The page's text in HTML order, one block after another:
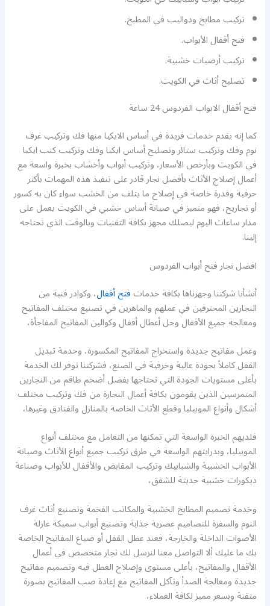
تركيب مطابخ ودواليب في المطبخ.
فتح أقفال الأبواب.
تركيب أرضيات خشبية.
تصليح أثاث في الكويت.
فتح أقفال الابواب الفردوس 24 ساعة
كما إنه يقدم خدمات فريدة في أساس الايكيا منها فك وتركيب غرف
نوم وفك وتركيب ستائر وتصليح أساس ايكيا وفك وتركيب كنب ايكيا
في الكويت وبأرخص الأسعار، وتركيب أبواب وأخشاب بخبرة واسعة مع
أعمال إصلاح الأثاث بأفضل نجار قادر على تنفيذ هذه المهمات بأكثر
حرفية وقدرة خاصة في إصلاح ما يتلف من الخشب سواء كان به كسور
أو تجاريح، فهو متميز في صيانة أساس خشبي في الكويت يعمل على
مدار ساعات اليوم ليصلك مجهز بكافة التقنيات وبالوقت الذي تحتاجه
إلينا.
افضل نجار فتح أبواب الفردوس
أنشأنا شركتنا وجهزناها بكافة خدماتفتح أقفال، وكوادر فنية من
النجارين المحترفين في عملهم والماهرين في تصنيع مختلف المفاتيح
ومعالجة جميع الأقفال وحل أعطال أقفال وكوالين المفاتيح المفاجأة،
وعمل مفاتيح جديدة واستخراج المفاتيح المكسورة، وخدمة تبديل
القفل كاملاً بجودة عالية وحرفية في الصنع، فشركتنا توفر لك الخدمة
بأعلى مستويات الجودة التي تحتاجها بفضل أضخم طاقم من النجارين
المتمرسين الذين يقومون بكافة أعمال النجارة من فك وتركيب مختلف
أشكال وأنواع الموبيليا وقطع الأثاث الخاصة بالمنازل والفنادق وغيرها،
فلديهم الخبرة الواسعة التي تمكنها من التعامل مع مختلف أنواع
الموبيليا، وبدرايتهم الواسعة في طرق تركيب جميع أنواع الأثاث وصيانة
الأبواب الخشبية والشبابيك وتركيب المقابض والأقفال للأبواب وصناعة
ديكورات خشبية حديثة للشقق،
وخدمة تصميم المطابخ الخشبية والمكاتب الفخمة وتصنيع أثاث غرف
النوم والسفرة للتصاميم عصرية جذابة وتصنيع أبواب سميكة عازلة
الأصوات الداخلة والخارجة، فعند عطل القفل أو ضياع المفاتيح الخاصة
بك ما عليك ألا التواصل معنا لنرسل لك نجار متخصص في أعمال
الأقفال والمفاتيح، بأعلى مستوى وإصلاح العطل فيه وتصميم مفاتيح
جديدة ومعالجة الصدأ وتآكل المفاتيح مع إعادة صب المفاتيح بصورة
متقنة وبسعر مميز لكافة العملاء،